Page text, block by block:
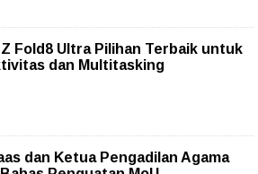
Fold8 Ultra Pilihan Terbaik untuk
dan Multitasking
dan Ketua Pengadilan Agama